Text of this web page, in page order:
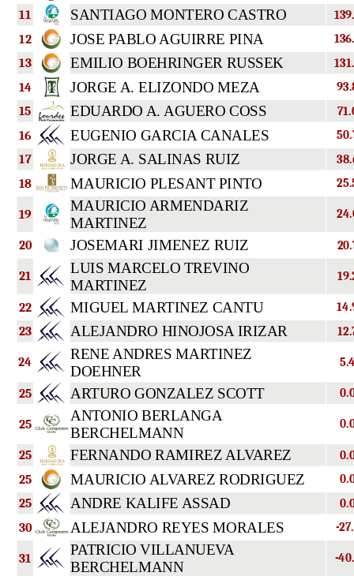
11 SANTIAGO MONTERO CASTRO
12 JOSE PABLO AGUIRRE PINA
13 EMILIO BOEHRINGER RUSSEK
14 JORGE A. ELIZONDO MEZA
15 EDUARDO A. AGUERO COSS
16 EUGENIO GARCIA CANALES
17 JORGE A. SALINAS RUIZ
18 MAURICIO PLESANT PINTO
19
MAURICIO ARMENDARIZ
MARTINEZ
20 JOSEMARI JIMENEZ RUIZ
21
LUIS MARCELO TREVINO
MARTINEZ
22 MIGUEL MARTINEZ CANTU
23 ALEJANDRO HINOJOSA IRIZAR
24
RENE ANDRES MARTINEZ
DOEHNER
25 ARTURO GONZALEZ SCOTT
25
ANTONIO BERLANGA
BERCHELMANN
25 FERNANDO RAMIREZ ALVAREZ
25 MAURICIO ALVAREZ RODRIGUEZ
25 ANDRE KALIFE ASSAD
30 ALEJANDRO REYES MORALES -
31
PATRICIO VILLANUEVA
BERCHELMANN
-